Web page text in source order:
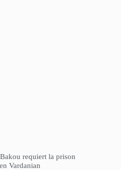
requiert la prison
Vardanian